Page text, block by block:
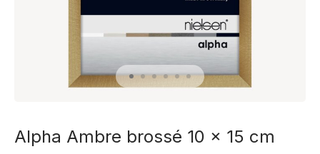
Alpha Ambre brossé 10 x 15 cm